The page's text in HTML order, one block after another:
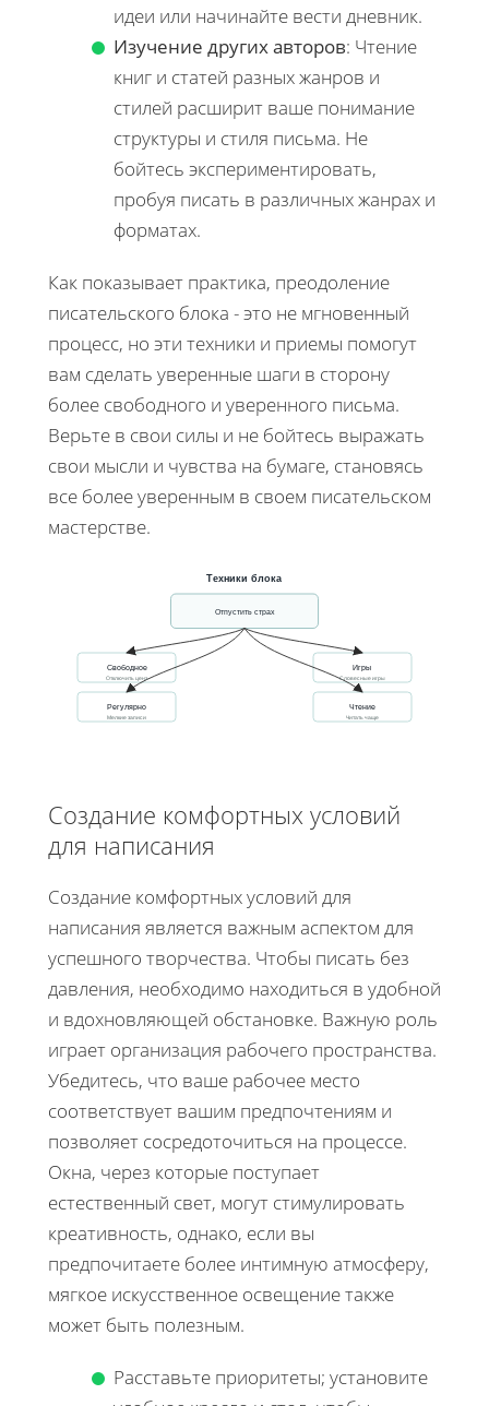
идеи или начинайте вести дневник.
Изучение других авторов: Чтение
книг и статей разных жанров и
стилей расширит ваше понимание
структуры и стиля письма. Не
бойтесь экспериментировать,
пробуя писать в различных жанрах и
форматах.
Как показывает практика, преодоление
писательского блока - это не мгновенный
процесс, но эти техники и приемы помогут
вам сделать уверенные шаги в сторону
более свободного и уверенного письма.
Верьте в свои силы и не бойтесь выражать
свои мысли и чувства на бумаге, становясь
все более уверенным в своем писательском
мастерстве.
Техники блока
Отпустить страх
Свободное Игры
Регулярно Чтение
Отключить ценз Словесные игры
Мелкие записи Читать чаще
Создание комфортных условий
для написания
Создание комфортных условий для
написания является важным аспектом для
успешного творчества. Чтобы писать без
давления, необходимо находиться в удобной
и вдохновляющей обстановке. Важную роль
играет организация рабочего пространства.
Убедитесь, что ваше рабочее место
соответствует вашим предпочтениям и
позволяет сосредоточиться на процессе.
Окна, через которые поступает
естественный свет, могут стимулировать
креативность, однако, если вы
предпочитаете более интимную атмосферу,
мягкое искусственное освещение также
может быть полезным.
Расставьте приоритеты; установите